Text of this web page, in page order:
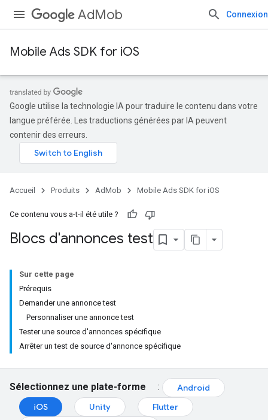
AdMob Connexion
Mobile Ads SDK for iOS
Google utilise la technologie IA pour traduire le contenu dans votre
langue préférée. Les traductions générées par IA peuvent
contenir des erreurs.
Accueil Produits AdMob Mobile Ads SDK for iOS
Ce contenu vous a-t-il été utile ?
Blocs d'annonces test
Sur cette page
Prérequis
Demander une annonce test
Personnaliser une annonce test
Tester une source d'annonces spécifique
Arrêter un test de source d'annonce spécifique
Sélectionnez une plate-forme :
Android
iOS
Unity
Flutter